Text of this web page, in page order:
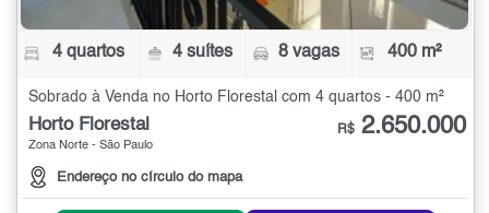
4 quartos 4 suítes 8 vagas 400 m²
Sobrado à Venda no Horto Florestal com 4 quartos - 400 m²
Horto Florestal
Zona Norte - São Paulo
Endereço no círculo do mapa
R$ 2.650.000